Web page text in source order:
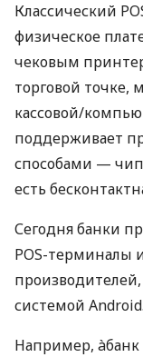
Классический
физическое
чековым
торговой точке,
кассовой/
поддерживает
способами —
есть
Сегодня банки
POS-терминалы
системой Android.
Например, àбанк